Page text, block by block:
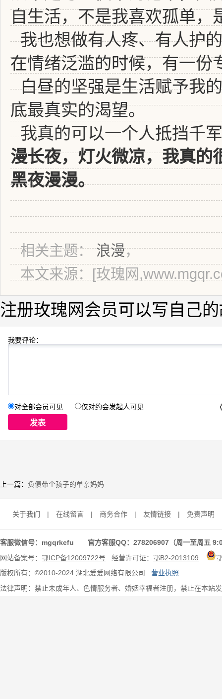
自生活，不是我喜欢孤单，
我也想做有人疼、有人护
在情绪泛滥的时候，有一份
白昼的坚强是生活赋予我
底最真实的渴望。
我真的可以一个人抵挡千
漫长夜，灯火微凉，我真的
黑夜漫漫。
相关主题：浪漫，
本文来源：[玫瑰网
注册玫瑰网会员可以写自己
我要评论：
对全部会员可见 仅对约会发起人可见
上一篇： 负债带个孩子的单亲妈妈
关于我们 | 在线留言 | 商务合作 | 友情链接 | 免责声明
客服微信号：mgqrkefu 官方客服QQ：278206907（周一至周五
网站备案号： 鄂ICP备12009722号 经营许可证： 鄂B2-2013109
版权所有：©2010-2024 湖北爱爱网络有限公司 营业执照
法律声明：禁止未成年人、色情服务者、婚姻幸福者注册，禁止在本站